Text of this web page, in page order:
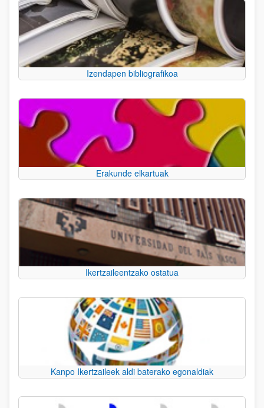
Izendapen bibliografikoa
Erakunde elkartuak
Ikertzaileentzako ostatua
Kanpo Ikertzaileek aldi baterako egonaldiak